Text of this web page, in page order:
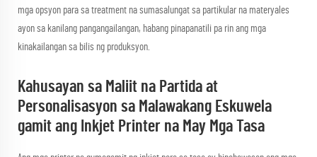
mga opsyon para sa treatment na sumasalungat sa partikular na materyales
ayon sa kanilang pangangailangan, habang pinapanatili pa rin ang mga
kinakailangan sa bilis ng produksyon.
Kahusayan sa Maliit na Partida at
Personalisasyon sa Malawakang Eskuwela
gamit ang Inkjet Printer na May Mga Tasa